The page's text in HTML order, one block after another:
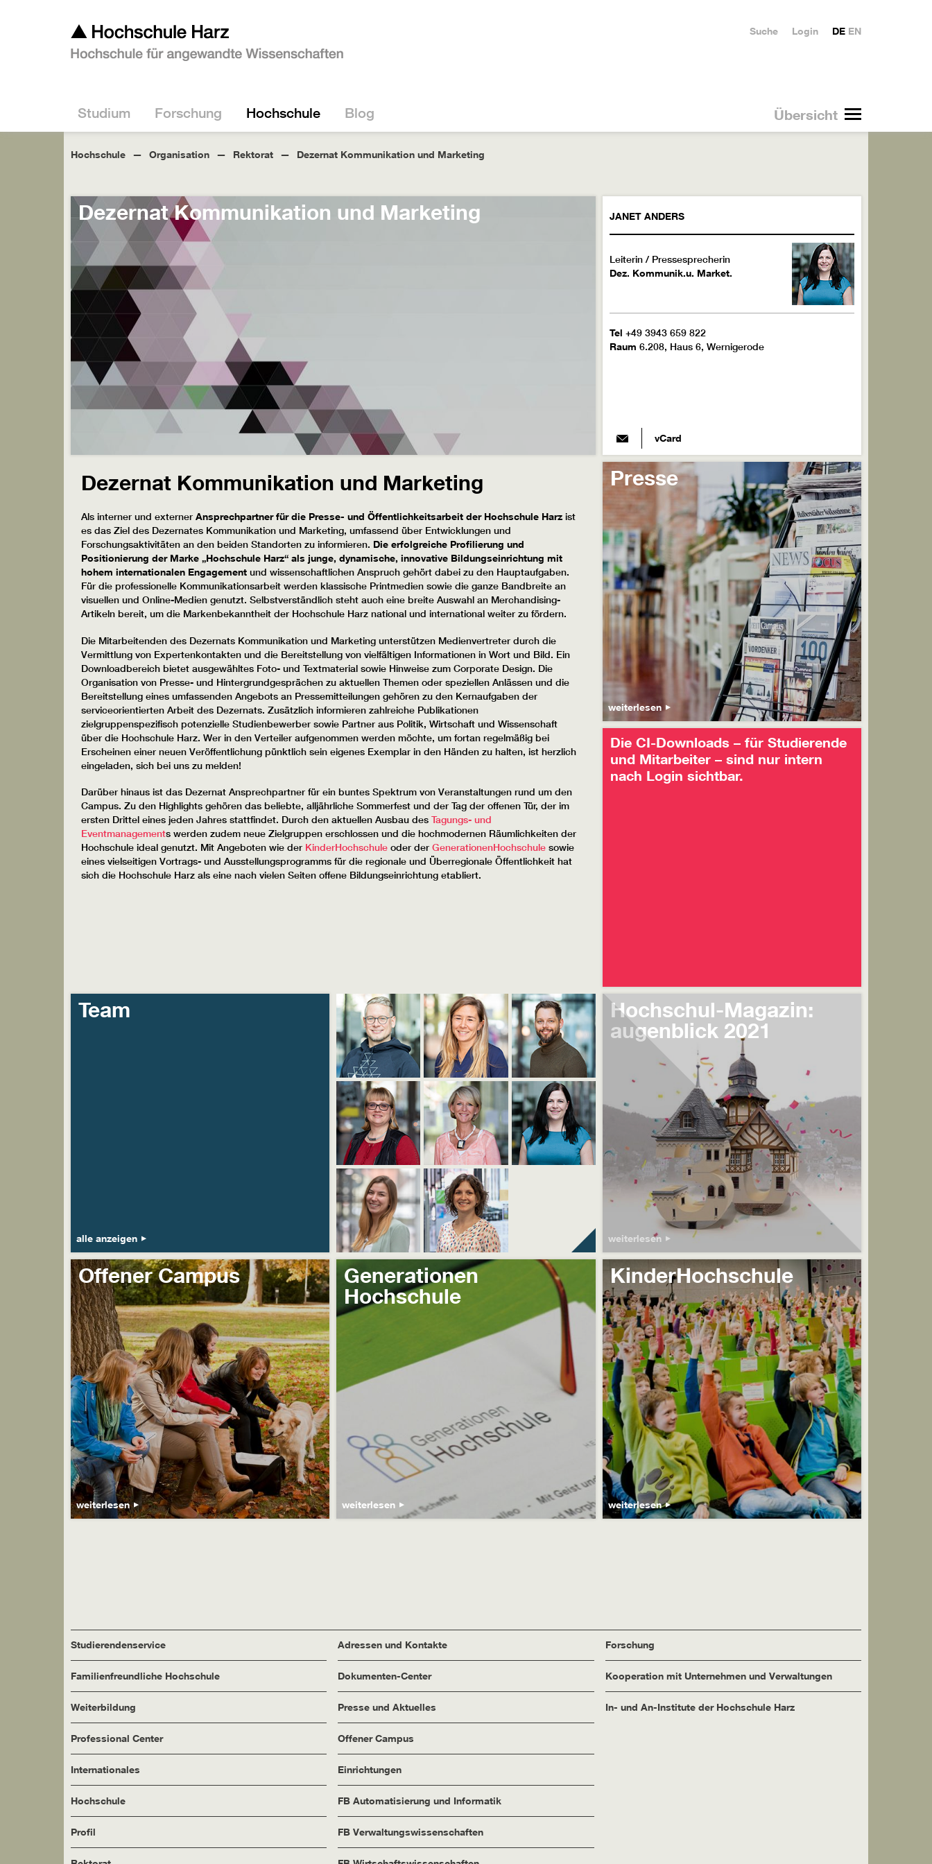
Übersicht
Studium Forschung Hochschule Blog
DE EN
Login
Suche
Hochschule Organisation Rektorat Dezernat Kommunikation und Marketing
Dezernat Kommunikation und Marketing JANET ANDERS
Leiterin / Pressesprecherin
Dez. Kommunik.u. Market.
Tel +49 3943 659 822
Raum 6.208, Haus 6, Wernigerode
vCard
Dezernat Kommunikation und Marketing
Als interner und externer Ansprechpartner für die Presse- und Öffentlichkeitsarbeit der Hochschule Harz ist
es das Ziel des Dezernates Kommunikation und Marketing, umfassend über Entwicklungen und
Forschungsaktivitäten an den beiden Standorten zu informieren. Die erfolgreiche Profilierung und
Positionierung der Marke „Hochschule Harz“ als junge, dynamische, innovative Bildungseinrichtung mit
hohem internationalen Engagement und wissenschaftlichen Anspruch gehört dabei zu den Hauptaufgaben.
Für die professionelle Kommunikationsarbeit werden klassische Printmedien sowie die ganze Bandbreite an
visuellen und Online-Medien genutzt. Selbstverständlich steht auch eine breite Auswahl an Merchandising-
Artikeln bereit, um die Markenbekanntheit der Hochschule Harz national und international weiter zu fördern.
Die Mitarbeitenden des Dezernats Kommunikation und Marketing unterstützen Medienvertreter durch die
Vermittlung von Expertenkontakten und die Bereitstellung von vielfältigen Informationen in Wort und Bild. Ein
Downloadbereich bietet ausgewähltes Foto- und Textmaterial sowie Hinweise zum Corporate Design. Die
Organisation von Presse- und Hintergrundgesprächen zu aktuellen Themen oder speziellen Anlässen und die
Bereitstellung eines umfassenden Angebots an Pressemitteilungen gehören zu den Kernaufgaben der
serviceorientierten Arbeit des Dezernats. Zusätzlich informieren zahlreiche Publikationen
zielgruppenspezifisch potenzielle Studienbewerber sowie Partner aus Politik, Wirtschaft und Wissenschaft
über die Hochschule Harz. Wer in den Verteiler aufgenommen werden möchte, um fortan regelmäßig bei
Erscheinen einer neuen Veröffentlichung pünktlich sein eigenes Exemplar in den Händen zu halten, ist herzlich
eingeladen, sich bei uns zu melden!
Darüber hinaus ist das Dezernat Ansprechpartner für ein buntes Spektrum von Veranstaltungen rund um den
Campus. Zu den Highlights gehören das beliebte, alljährliche Sommerfest und der Tag der offenen Tür, der im
ersten Drittel eines jeden Jahres stattfindet. Durch den aktuellen Ausbau des Tagungs- und
Eventmanagements werden zudem neue Zielgruppen erschlossen und die hochmodernen Räumlichkeiten der
Hochschule ideal genutzt. Mit Angeboten wie der KinderHochschule oder der GenerationenHochschule sowie
eines vielseitigen Vortrags- und Ausstellungsprogramms für die regionale und Überregionale Öffentlichkeit hat
sich die Hochschule Harz als eine nach vielen Seiten offene Bildungseinrichtung etabliert.
Presse
weiterlesen
Die CI-Downloads – für Studierende
und Mitarbeiter – sind nur intern
nach Login sichtbar.
Team
alle anzeigen
Hochschul-Magazin:
augenblick 2021
weiterlesen
Offener Campus
weiterlesen
Generationen
Hochschule
weiterlesen
KinderHochschule
weiterlesen
Studierendenservice
Familienfreundliche Hochschule
Weiterbildung
Professional Center
Internationales
Hochschule
Profil
Adressen und Kontakte
Dokumenten-Center
Presse und Aktuelles
Offener Campus
Einrichtungen
FB Automatisierung und Informatik
FB Verwaltungswissenschaften
Forschung
Kooperation mit Unternehmen und Verwaltungen
In- und An-Institute der Hochschule Harz